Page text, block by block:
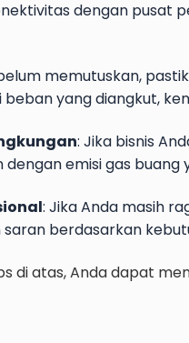
dengan
memutuskan,
yang diangkut,
: Jika bisnis
emisi gas buang
: Jika Anda masih
berdasarkan
atas, Anda dapat